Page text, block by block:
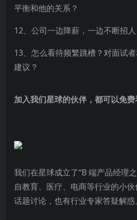
平衡和他的关系？
12、公司一边降薪，一边不断招
13、怎么看待频繁跳槽？对面试
建议？
加入我们星球的伙伴，都可以免费
我们在星球成立了“B 端产品经理
自教育、医疗、电商等行业的小
话题讨论，也有行业专家答疑解惑。